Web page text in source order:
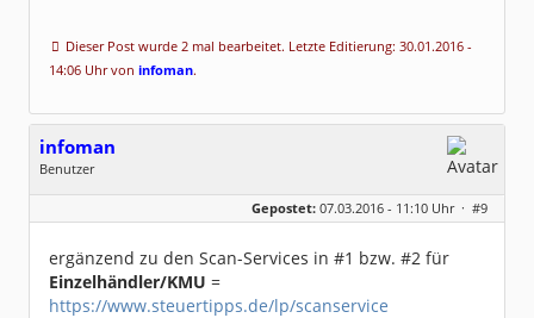
Dieser Post wurde 2 mal bearbeitet. Letzte Editierung: 30.01.2016 -
14:06 Uhr von infoman.
infoman
Benutzer
Geschlecht:
Dabei seit:
06 / 2008
Gepostet: 07.03.2016 - 11:10 Uhr · #9
ergänzend zu den Scan-Services in #1 bzw. #2 für
Einzelhändler/KMU =
https://www.steuertipps.de/lp/scanservice